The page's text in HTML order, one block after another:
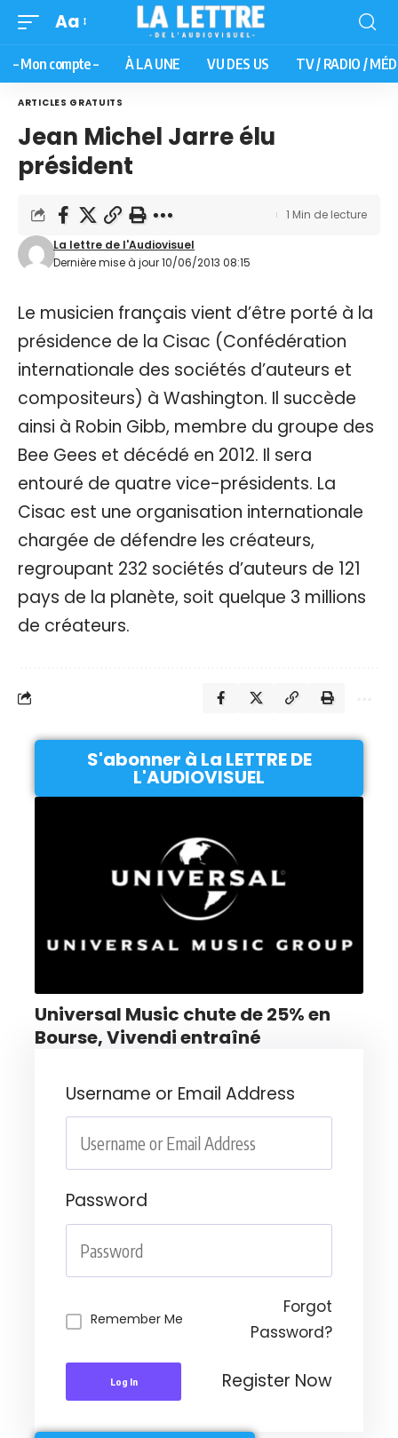
Aa
– Mon compte – À LA UNE VU DES US TV / RADIO /
ARTICLES GRATUITS
Jean Michel Jarre élu
président
Dernière mise à jour 10/06/2013 08:15
La lettre de l'Audiovisuel
1 Min de lecture
Le musicien français vient d’être porté à la
présidence de la Cisac (Confédération
internationale des sociétés d’auteurs et
compositeurs) à Washington. Il succède
ainsi à Robin Gibb, membre du groupe des
Bee Gees et décédé en 2012. Il sera
entouré de quatre vice-présidents. La
Cisac est une organisation internationale
chargée de défendre les créateurs,
regroupant 232 sociétés d’auteurs de 121
pays de la planète, soit quelque 3 millions
de créateurs.
S'abonner à La LETTRE DE
L'AUDIOVISUEL
Universal Music chute de 25% en
Bourse, Vivendi entraîné
Username or Email Address
Password
Remember Me
Forgot
Password?
Log In Register Now